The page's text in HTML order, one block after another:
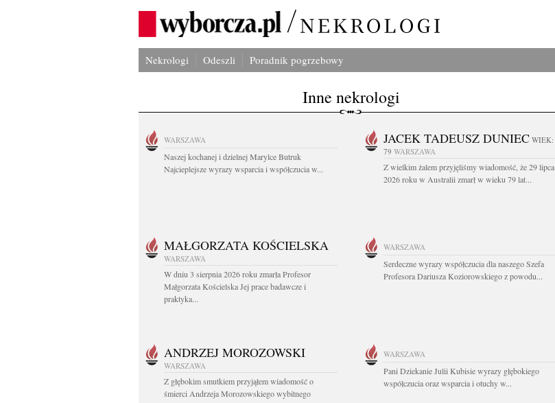
Nekrologi Odeszli Poradnik pogrzebowy
Inne nekrologi
WARSZAWA
Naszej kochanej i dzielnej Marylce Butruk
Najcieplejsze wyrazy wsparcia i współczucia w...
JACEK TADEUSZ DUNIEC WIEK:
79 WARSZAWA
Z wielkim żalem przyjęliśmy wiadomość, że 29 lipca
2026 roku w Australii zmarł w wieku 79 lat...
MAŁGORZATA KOŚCIELSKA
WARSZAWA
W dniu 3 sierpnia 2026 roku zmarła Profesor
Małgorzata Kościelska Jej prace badawcze i
praktyka...
WARSZAWA
Serdeczne wyrazy współczucia dla naszego Szefa
Profesora Dariusza Koziorowskiego z powodu...
ANDRZEJ MOROZOWSKI
WARSZAWA
Z głębokim smutkiem przyjąłem wiadomość o
śmierci Andrzeja Morozowskiego wybitnego
WARSZAWA
Pani Dziekanie Julii Kubisie wyrazy głębokiego
współczucia oraz wsparcia i otuchy w...